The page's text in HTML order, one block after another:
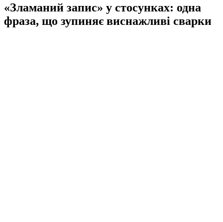
«Зламаний запис» у стосунках: одна
фраза, що зупиняє виснажливі сварки